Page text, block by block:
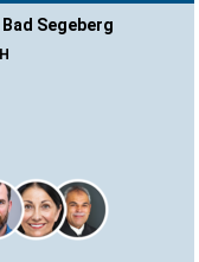
Segeberg